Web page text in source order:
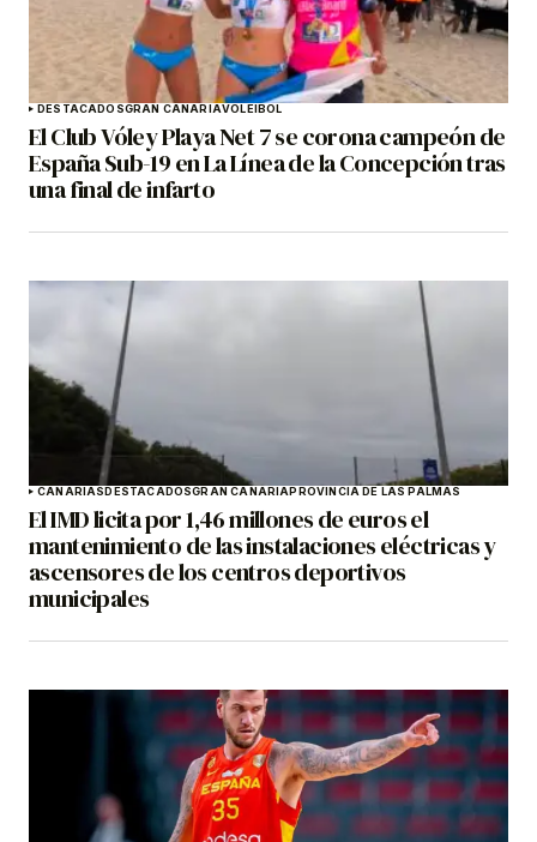
DESTACADOSGRAN CANARIAVOLEIBOL
El Club Vóley Playa Net 7 se corona campeón de
España Sub-19 en La Línea de la Concepción tras
una final de infarto
CANARIASDESTACADOSGRAN CANARIAPROVINCIA DE LAS PALMAS
El IMD licita por 1,46 millones de euros el
mantenimiento de las instalaciones eléctricas y
ascensores de los centros deportivos
municipales